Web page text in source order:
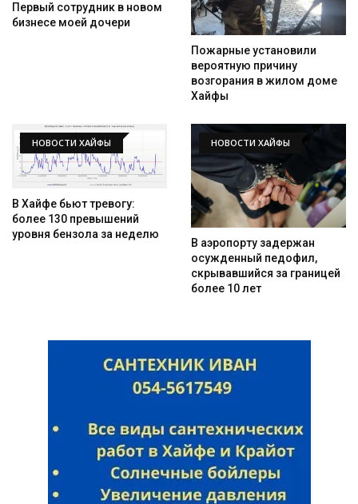
Первый сотрудник в новом
бизнесе моей дочери
Пожарные установили
вероятную причину
возгорания в жилом доме
Хайфы
НОВОСТИ ХАЙФЫ
В Хайфе бьют тревогу:
более 130 превышений
уровня бензола за неделю
НОВОСТИ ХАЙФЫ
В аэропорту задержан
осужденный педофил,
скрывавшийся за границей
более 10 лет